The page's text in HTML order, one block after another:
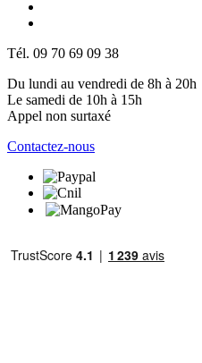
Tél. 09 70 69 09 38
Du lundi au vendredi de 8h à 20h
Le samedi de 10h à 15h
Appel non surtaxé
Contactez-nous